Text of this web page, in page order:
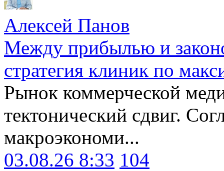
Алексей Панов
Между прибылью и
стратегия клиник по
Рынок коммерческой
тектонический сдвиг.
макроэкономи...
03.08.26 8:33 104